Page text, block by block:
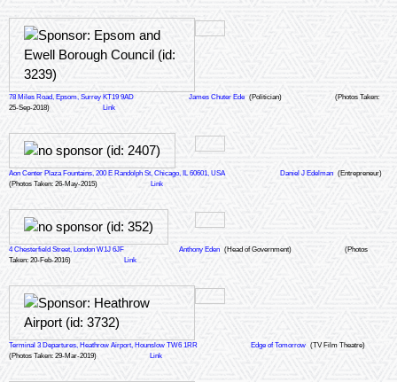
78 Miles Road, Epsom, Surrey KT19 9AD James Chuter Ede (Politician)
(Photos Taken:
25-Sep-2018)
Link
Aon Center Plaza Fountains, 200 E Randolph St, Chicago, IL 60601, USA Daniel J Edelman (Entrepreneur)
(Photos Taken: 26-May-2015)
Link
4 Chesterfield Street, London W1J 6JF Anthony Eden (Head of Government)
(Photos
Taken: 20-Feb-2016)
Link
Terminal 3 Departures, Heathrow Airport, Hounslow TW6 1RR Edge of Tomorrow (TV Film Theatre)
(Photos Taken: 29-Mar-2019)
Link